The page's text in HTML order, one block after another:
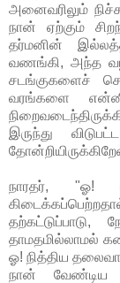
அனைவரிலும்
நான் ஏற்கும்
தர்மனின்
வணங்கி, அந்த
சடங்குகளைச்
வரங்களை
இருந்து
நாரதர், "ஓ!
தாமதமில்லாமல்
ஓ! நித்திய
நான் வேண்டிய